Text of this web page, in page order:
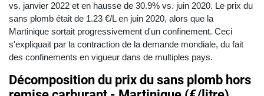
vs. janvier 2022 et en hausse de 30.9% vs. juin 2020. Le prix du
sans plomb était de 1.23 €/L en juin 2020, alors que la
Martinique sortait progressivement d'un confinement. Ceci
s'expliquait par la contraction de la demande mondiale, du fait
des confinements en vigueur dans de multiples pays.